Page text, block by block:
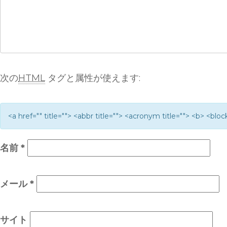
次のHTML タグと属性が使えます:
<a href="" title=""> <abbr title=""> <acronym title=""> <b>
名前 *
メール*
サイト